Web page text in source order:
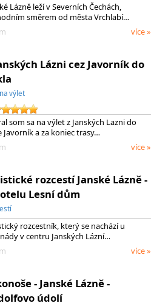
Lázně leží v Severních Čechách,
směrem od města Vrchlabí…
více »
Lázni cez Javorník do
výlet
som sa na výlet z Janských Lazni do
Javorník a za koniec trasy…
více »
rozcestí Janské Lázně -
Lesní dům
rozcestník, který se nachází u
v centru Janských Lázní…
více »
- Janské Lázně -
údolí